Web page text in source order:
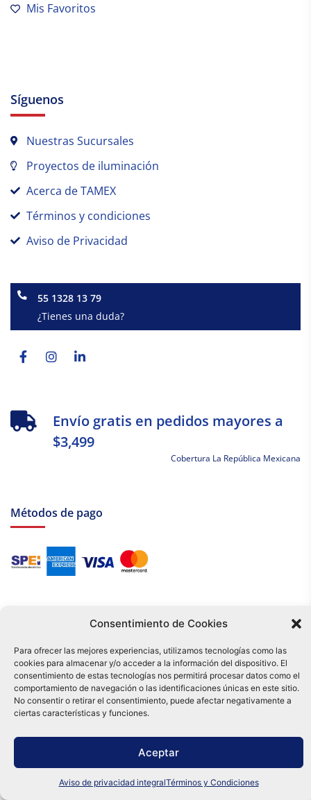
Consentimiento de Cookies
Para ofrecer las mejores experiencias, utilizamos tecnologías como las
cookies para almacenar y/o acceder a la información del dispositivo. El
consentimiento de estas tecnologías nos permitirá procesar datos como el
comportamiento de navegación o las identificaciones únicas en este sitio.
No consentir o retirar el consentimiento, puede afectar negativamente a
ciertas características y funciones.
Aceptar
Aviso de privacidad integralTérminos y Condiciones
Mis Favoritos
Síguenos
Nuestras Sucursales
Proyectos de iluminación
Acerca de TAMEX
Términos y condiciones
Aviso de Privacidad
55 1328 13 79
¿Tienes una duda?
f
Envío gratis en pedidos mayores a
$3,499
Cobertura La República Mexicana
Métodos de pago
Tu compra es respaldada por nuestro certificado SSL y operada bajo las
mejores prácticas de seguridad.
Distribuidora Tamex - México
e-commerce